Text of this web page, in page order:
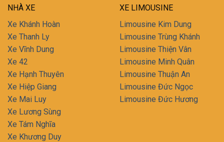
NHÀ XE
Xe Khánh Hoàn
Xe Thanh Ly
Xe Vĩnh Dung
Xe 42
Xe Hạnh Thuyên
Xe Hiệp Giang
Xe Mai Luy
Xe Lương Sùng
Xe Tám Nghĩa
Xe Khương Duy
XE LIMOUSINE
Limousine Kim Dung
Limousine Trùng Khánh
Limousine Thiện Vân
Limousine Minh Quân
Limousine Thuận An
Limousine Đức Ngọc
Limousine Đức Hương